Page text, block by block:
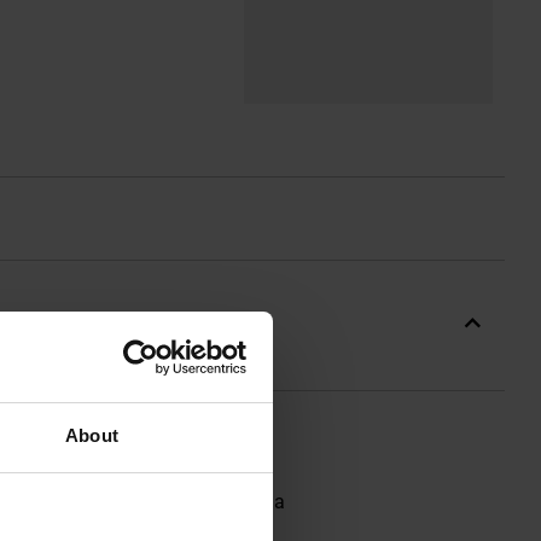
About
do wygodnego przenoszenia